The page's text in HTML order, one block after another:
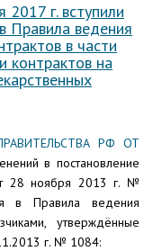
2017 г. вступили
Правила ведения
в части
контрактов на
РФ ОТ
в постановление
28 ноября 2013 г. №
в Правила ведения
утверждённые
г. № 1084: